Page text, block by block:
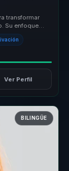
transformar
Su enfoque
Ver Perfil
BILINGÜE